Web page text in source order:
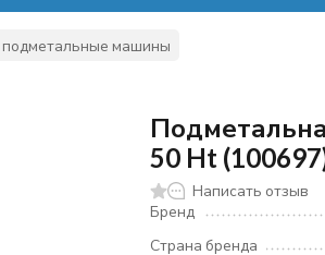
машины
50 Ht
Написать отзыв
Бренд
Страна бренда